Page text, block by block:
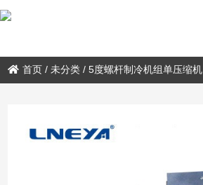
首页 /未分类 /5度螺杆制冷机组单压缩机